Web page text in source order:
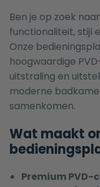
Ben je op zoek
functionaliteit, stijl
Onze
hoogwaardige
uitstraling en
moderne
samenkomen.
Wat maakt
Premium